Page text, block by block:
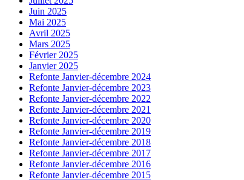
Juin 2025
Mai 2025
Avril 2025
Mars 2025
Février 2025
Janvier 2025
Refonte Janvier-décembre 2024
Refonte Janvier-décembre 2023
Refonte Janvier-décembre 2022
Refonte Janvier-décembre 2021
Refonte Janvier-décembre 2020
Refonte Janvier-décembre 2019
Refonte Janvier-décembre 2018
Refonte Janvier-décembre 2017
Refonte Janvier-décembre 2016
Refonte Janvier-décembre 2015